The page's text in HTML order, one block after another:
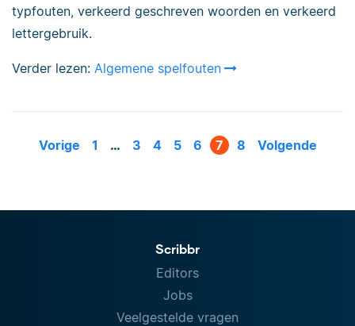
typfouten, verkeerd geschreven woorden en verkeerd
lettergebruik.
Verder lezen: Algemene spelfouten
Vorige 1 … 3 4 5 6 7 8 Volgende
Scribbr
Editors
Jobs
Veelgestelde vragen